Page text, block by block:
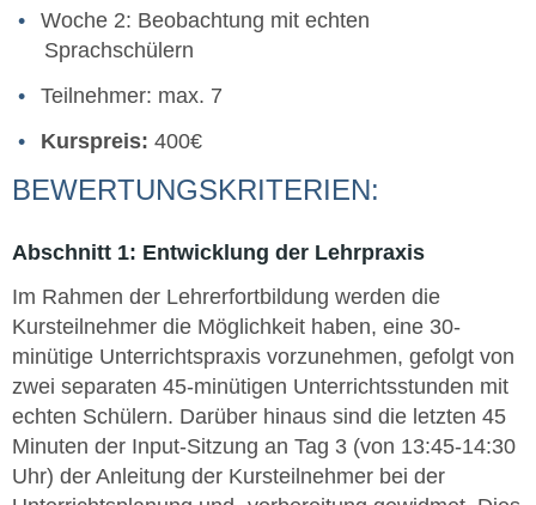
Woche 2: Beobachtung mit echten
Sprachschülern
Teilnehmer: max. 7
Kurspreis: 400€
BEWERTUNGSKRITERIEN:
Abschnitt 1: Entwicklung der Lehrpraxis
Im Rahmen der Lehrerfortbildung werden die
Kursteilnehmer die Möglichkeit haben, eine 30-
minütige Unterrichtspraxis vorzunehmen, gefolgt von
zwei separaten 45-minütigen Unterrichtsstunden mit
echten Schülern. Darüber hinaus sind die letzten 45
Minuten der Input-Sitzung an Tag 3 (von 13:45-14:30
Uhr) der Anleitung der Kursteilnehmer bei der